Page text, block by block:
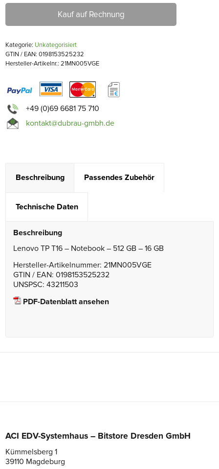
Kauf auf Rechnung
Kategorie: Unkategorisiert
GTIN / EAN: 0198153525232
Hersteller-Artikelnr.: 21MN005VGE
+49 (0)69 6681 75 710
kontakt@dubrau-gmbh.de
Beschreibung Passendes Zubehör
Technische Daten
Beschreibung
Lenovo TP T16 – Notebook – 512 GB – 16 GB
Hersteller-Artikelnummer: 21MN005VGE
GTIN / EAN: 0198153525232
UNSPSC: 43211503
PDF-Datenblatt ansehen
ACI EDV-Systemhaus – Bitstore Dresden GmbH
Kümmelsberg 1
39110 Magdeburg